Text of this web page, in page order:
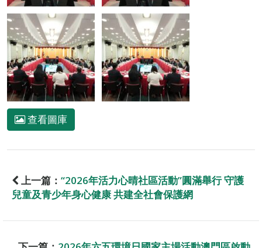
查看圖庫
上一篇： “2026年活力心晴社區活動”圓滿舉行 守護
兒童及青少年身心健康 共建全社會保護網